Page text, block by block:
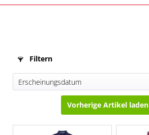
Filtern
Vorherige Artikel laden